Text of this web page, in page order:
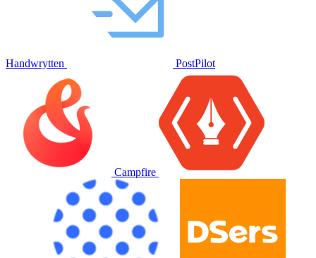
Handwrytten PostPilot
Campfire